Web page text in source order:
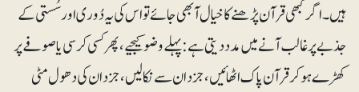
ہیں۔اگر کبھی قرآن پڑھنے کاخیال آ بھی جائے تو اس کی یہ دُوری اور سُستی کے
جذبے پر غالب آنے میں مدد دیتی ہے: پہلے وضو کیجیے، پھر کسی کرسی یا صوفے پر
کھڑے ہوکر قرآن پاک اٹھائیں، جزدان سے نکالیں، جزدان کی دھول مٹی